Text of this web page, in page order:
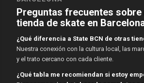
Preguntas frecuentes sobre
tienda de skate en
¿Qué diferencia a State BCN de otras
Nuestra conexión con la cultura local, las
y el trato cercano con cada cliente.
¿Qué tabla me recomiendan si estoy